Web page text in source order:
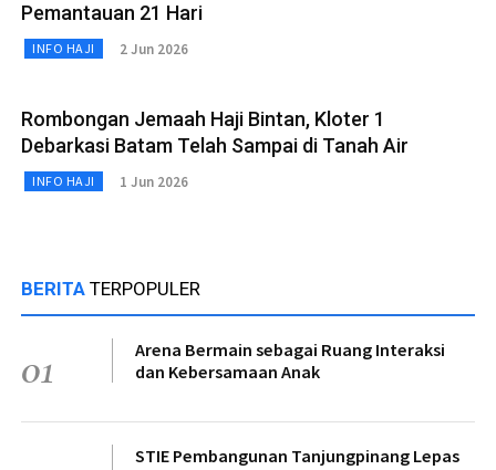
Pemantauan 21 Hari
INFO HAJI 2 Jun 2026
Rombongan Jemaah Haji Bintan, Kloter 1
Debarkasi Batam Telah Sampai di Tanah Air
INFO HAJI 1 Jun 2026
BERITA TERPOPULER
01
Arena Bermain sebagai Ruang Interaksi
dan Kebersamaan Anak
STIE Pembangunan Tanjungpinang Lepas